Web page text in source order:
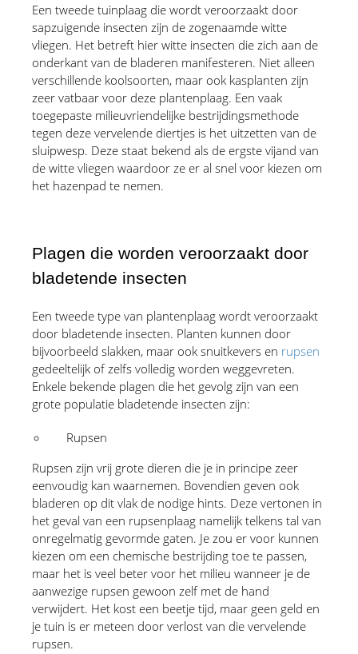
Een tweede tuinplaag die wordt veroorzaakt door
sapzuigende insecten zijn de zogenaamde witte
vliegen. Het betreft hier witte insecten die zich aan de
onderkant van de bladeren manifesteren. Niet alleen
verschillende koolsoorten, maar ook kasplanten zijn
zeer vatbaar voor deze plantenplaag. Een vaak
toegepaste milieuvriendelijke bestrijdingsmethode
tegen deze vervelende diertjes is het uitzetten van de
sluipwesp. Deze staat bekend als de ergste vijand van
de witte vliegen waardoor ze er al snel voor kiezen om
het hazenpad te nemen.
Plagen die worden veroorzaakt door
bladetende insecten
Een tweede type van plantenplaag wordt veroorzaakt
door bladetende insecten. Planten kunnen door
bijvoorbeeld slakken, maar ook snuitkevers en rupsen
gedeeltelijk of zelfs volledig worden weggevreten.
Enkele bekende plagen die het gevolg zijn van een
grote populatie bladetende insecten zijn:
Rupsen
Rupsen zijn vrij grote dieren die je in principe zeer
eenvoudig kan waarnemen. Bovendien geven ook
bladeren op dit vlak de nodige hints. Deze vertonen in
het geval van een rupsenplaag namelijk telkens tal van
onregelmatig gevormde gaten. Je zou er voor kunnen
kiezen om een chemische bestrijding toe te passen,
maar het is veel beter voor het milieu wanneer je de
aanwezige rupsen gewoon zelf met de hand
verwijdert. Het kost een beetje tijd, maar geen geld en
je tuin is er meteen door verlost van die vervelende
rupsen.